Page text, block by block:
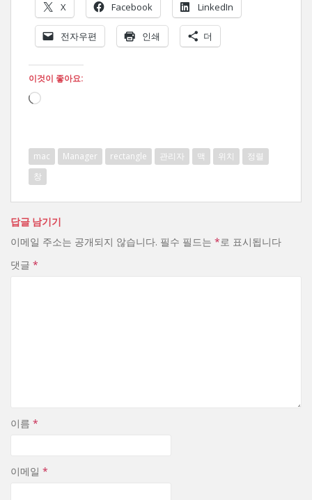
X Facebook LinkedIn
전자우편 인쇄 더
이것이 좋아요:
로
mac Manager rectangle 관리자 맥 위치
정렬
창
답글 남기기
이메일 주소는 공개되지 않습니다. 필수 필드는 *로 표시됩니다
댓글 *
이름 *
이메일 *